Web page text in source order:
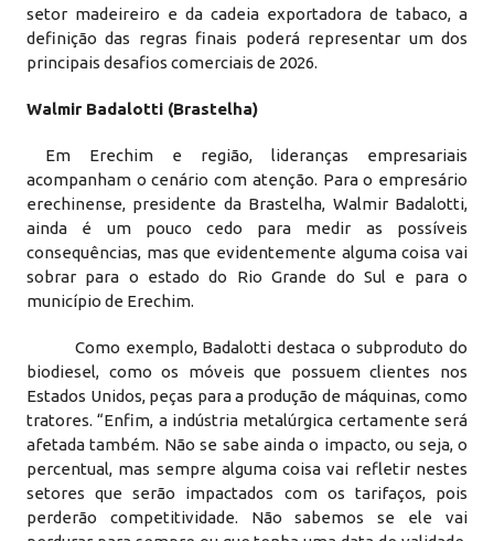
setor madeireiro e da cadeia exportadora de tabaco, a
definição das regras finais poderá representar um dos
principais desafios comerciais de 2026.
Walmir Badalotti (Brastelha)
Em Erechim e região, lideranças empresariais
acompanham o cenário com atenção. Para o empresário
erechinense, presidente da Brastelha, Walmir Badalotti,
ainda é um pouco cedo para medir as possíveis
consequências, mas que evidentemente alguma coisa vai
sobrar para o estado do Rio Grande do Sul e para o
município de Erechim.
Como exemplo, Badalotti destaca o subproduto do
biodiesel, como os móveis que possuem clientes nos
Estados Unidos, peças para a produção de máquinas, como
tratores. “Enfim, a indústria metalúrgica certamente será
afetada também. Não se sabe ainda o impacto, ou seja, o
percentual, mas sempre alguma coisa vai refletir nestes
setores que serão impactados com os tarifaços, pois
perderão competitividade. Não sabemos se ele vai